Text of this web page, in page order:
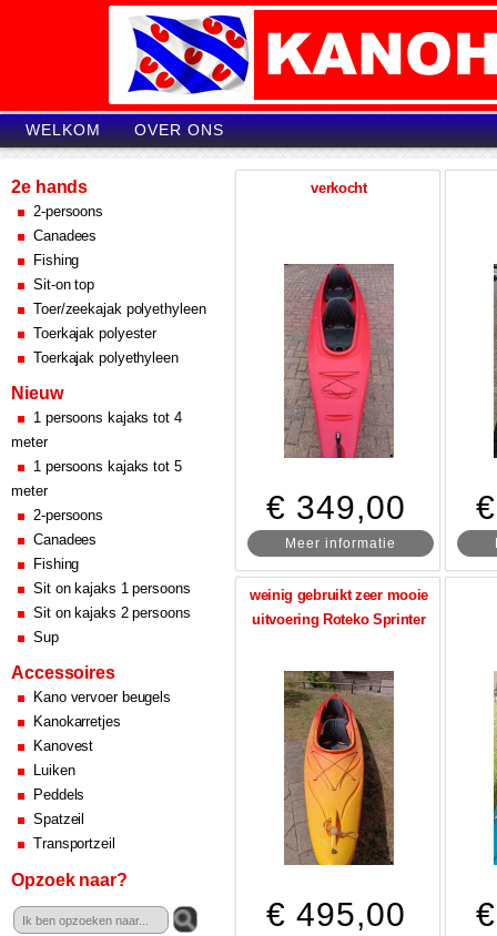
WELKOM OVER ONS
2e hands
2-persoons
Canadees
Fishing
Sit-on top
Toer/zeekajak polyethyleen
Toerkajak polyester
Toerkajak polyethyleen
Nieuw
1 persoons kajaks tot 4
meter
1 persoons kajaks tot 5
meter
2-persoons
Canadees
Fishing
Sit on kajaks 1 persoons
Sit on kajaks 2 persoons
Sup
Accessoires
Kano vervoer beugels
Kanokarretjes
Kanovest
Luiken
Peddels
Spatzeil
Transportzeil
Opzoek naar?
verkocht
€ 349,00
Meer informatie
weinig gebruikt zeer mooie
uitvoering Roteko Sprinter
€ 495,00